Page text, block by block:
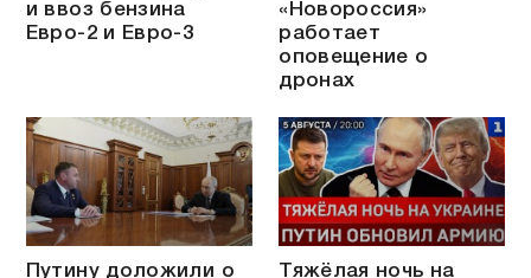
и ввоз бензина
Евро-2 и Евро-3
«Новороссия»
работает
оповещение о
дронах
Путину доложили о Тяжёлая ночь на